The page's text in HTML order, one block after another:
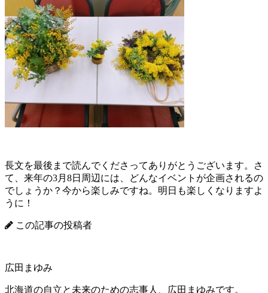
長文を最後まで読んでくださってありがとうございます。さ
て、来年の3月8日周辺には、どんなイベントが企画されるの
でしょうか？今から楽しみですね。明日も楽しくなりますよ
うに！
この記事の投稿者
広田まゆみ
北海道の自立と未来のための志事人、広田まゆみです。